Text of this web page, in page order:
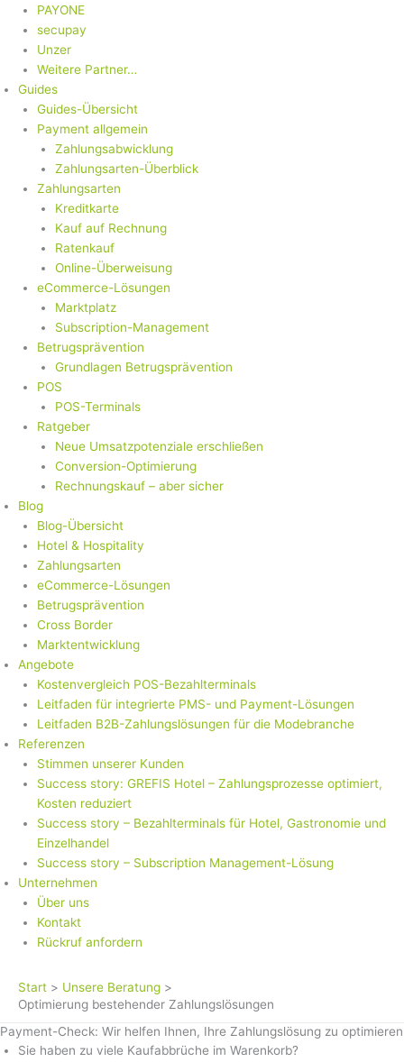
PAYONE
secupay
Unzer
Weitere Partner…
Guides
Guides-Übersicht
Payment allgemein
Zahlungsabwicklung
Zahlungsarten-Überblick
Zahlungsarten
Kreditkarte
Kauf auf Rechnung
Ratenkauf
Online-Überweisung
eCommerce-Lösungen
Marktplatz
Subscription-Management
Betrugsprävention
Grundlagen Betrugsprävention
POS
POS-Terminals
Ratgeber
Neue Umsatzpotenziale erschließen
Conversion-Optimierung
Rechnungskauf – aber sicher
Blog
Blog-Übersicht
Hotel & Hospitality
Zahlungsarten
eCommerce-Lösungen
Betrugsprävention
Cross Border
Marktentwicklung
Angebote
Kostenvergleich POS-Bezahlterminals
Leitfaden für integrierte PMS- und Payment-Lösungen
Leitfaden B2B-Zahlungslösungen für die Modebranche
Referenzen
Stimmen unserer Kunden
Success story: GREFIS Hotel – Zahlungsprozesse optimiert,
Kosten reduziert
Success story – Bezahlterminals für Hotel, Gastronomie und
Einzelhandel
Success story – Subscription Management-Lösung
Unternehmen
Über uns
Kontakt
Rückruf anfordern
Start
Unsere Beratung
Optimierung bestehender Zahlungslösungen
Payment-Check: Wir helfen Ihnen, Ihre Zahlungslösung zu optimieren
Sie haben zu viele Kaufabbrüche im Warenkorb?